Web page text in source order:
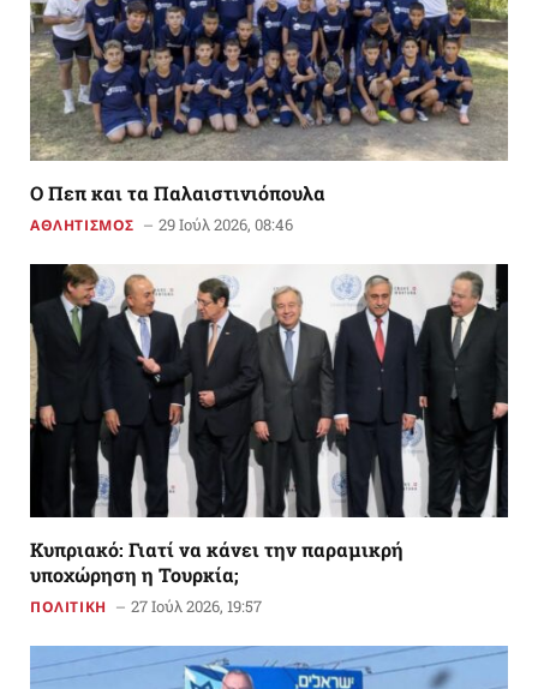
Ο Πεπ και τα Παλαιστινιόπουλα
ΑΘΛΗΤΙΣΜΟΣ 29 Ιούλ 2026, 08:46
Κυπριακό: Γιατί να κάνει την παραμικρή
υποχώρηση η Τουρκία;
ΠΟΛΙΤΙΚΗ 27 Ιούλ 2026, 19:57